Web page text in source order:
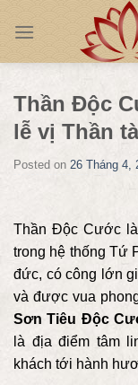
Thần Độc
lễ vị Thần
Posted on 26 Tháng 4,
Thần Độc Cước
trong hệ thống Tứ
đức, có công lớn
và được vua
Sơn Tiêu Độc
là địa điểm tâm
khách tới hành